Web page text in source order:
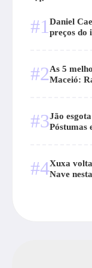
#1 Daniel
preços do
#2As 5
Maceió:
#3Jão
Póstumas
#4Xuxa
Nave